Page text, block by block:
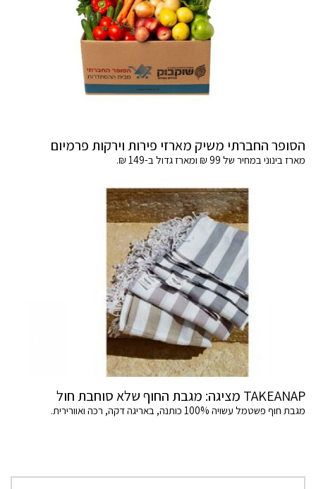
הסופר החברתי משיק מארזי פירות וירקות פרמיום
מארז בינוני במחיר של 99 ₪ ומארז גדול ב-149 ₪.
TAKEANAP מציגה: מגבת החוף שלא סוחבת חול
מגבת חוף פשטמל עשויה 100% כותנה, באריגה דקה, רכה ואוורירית.